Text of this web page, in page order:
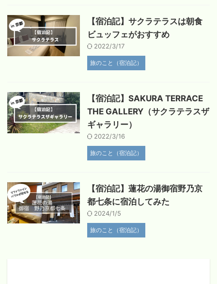
【宿泊記】サクラテラスは朝食
ビュッフェがおすすめ
2022/3/17
旅のこと（宿泊記）
【宿泊記】SAKURA TERRACE
THE GALLERY（サクラテラスザ
ギャラリー）
2022/3/16
旅のこと（宿泊記）
【宿泊記】蓮花の湯御宿野乃京
都七条に宿泊してみた
2024/1/5
旅のこと（宿泊記）